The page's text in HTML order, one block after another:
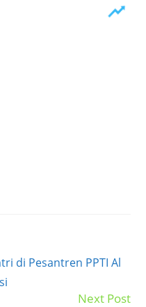
di Pesantren PPTI Al
Next Post